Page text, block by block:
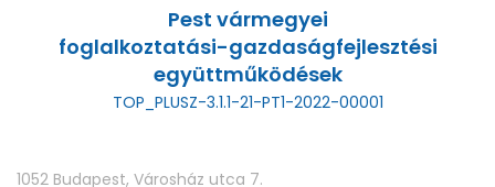
Pest vármegyei
foglalkoztatási-gazdaságfejlesztési
együttműködések
TOP_PLUSZ-3.1.1-21-PT1-2022-00001
1052 Budapest, Városház utca 7.